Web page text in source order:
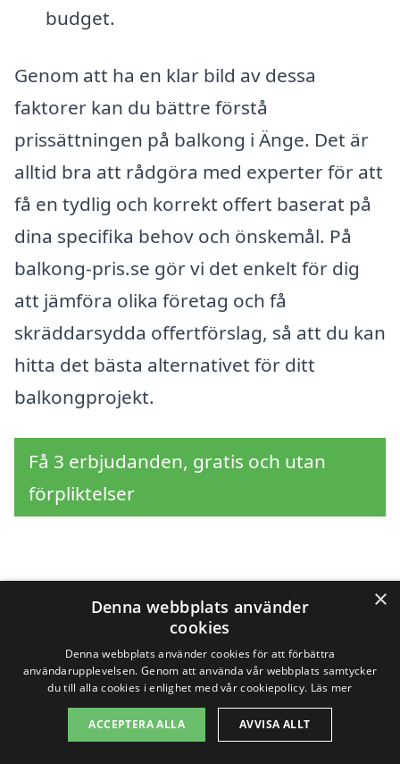
budget.
Genom att ha en klar bild av dessa
faktorer kan du bättre förstå
prissättningen på balkong i Änge. Det är
alltid bra att rådgöra med experter för att
få en tydlig och korrekt offert baserat på
dina specifika behov och önskemål. På
balkong-pris.se gör vi det enkelt för dig
att jämföra olika företag och få
skräddarsydda offertförslag, så att du kan
hitta det bästa alternativet för ditt
balkongprojekt.
Få 3 erbjudanden, gratis och utan
förpliktelser
Sök efter en
professionell för
balkong i andra städer
nära Änge
×
Denna webbplats använder
cookies
Denna webbplats använder cookies för att förbättra
användarupplevelsen. Genom att använda vår webbplats samtycker
du till alla cookies i enlighet med vår cookiepolicy. Läs mer
ACCEPTERA ALLA AVVISA ALLT